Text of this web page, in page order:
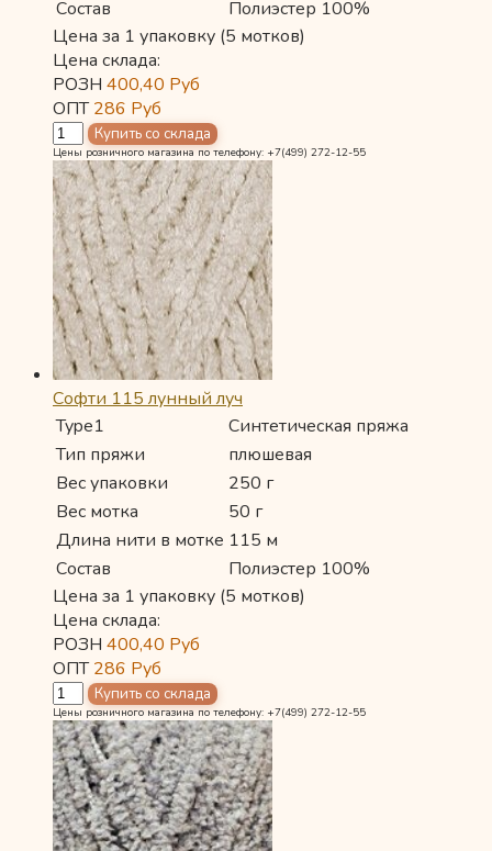
Состав
Полиэстер 100%
Цена за 1 упаковку (5 мотков)
Цена склада:
РОЗН 400,40 Руб
ОПТ286 Руб
Цены розничного магазина по телефону: +7(499) 272-12-55
Софти 115 лунный луч
Type1
Синтетическая пряжа
Тип пряжи
плюшевая
Вес упаковки
250 г
Вес мотка
50 г
Длина нити в мотке 115 м
Состав
Полиэстер 100%
Цена за 1 упаковку (5 мотков)
Цена склада:
РОЗН 400,40 Руб
ОПТ286 Руб
Цены розничного магазина по телефону: +7(499) 272-12-55